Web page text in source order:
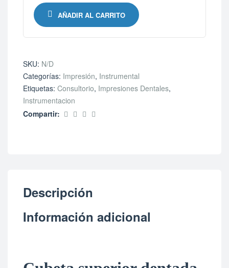
AÑADIR AL CARRITO
SKU: N/D
Categorías: Impresión, Instrumental
Etiquetas: Consultorio, Impresiones Dentales,
Instrumentacion
Compartir:
Descripción
Información adicional